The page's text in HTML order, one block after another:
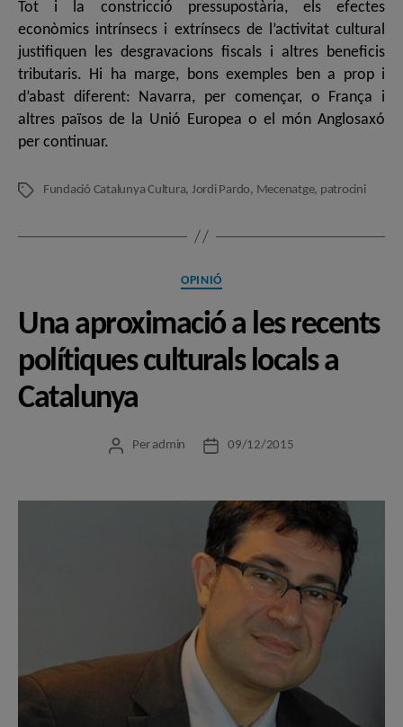
Tot i la constricció pressupostària, els efectes
econòmics intrínsecs i extrínsecs de l’activitat cultural
justifiquen les desgravacions fiscals i altres beneficis
tributaris. Hi ha marge, bons exemples ben a prop i
d’abast diferent: Navarra, per començar, o França i
altres països de la Unió Europea o el món Anglosaxó
per continuar.
EtiquetesFundació Catalunya Cultura, Jordi Pardo, Mecenatge, patrocini
Categories
OPINIÓ
Una aproximació a les recents
polítiques culturals locals a
Catalunya
Autor
Per admin
Data09/12/2015